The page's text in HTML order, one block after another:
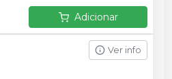
Adicionar
Ver info